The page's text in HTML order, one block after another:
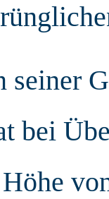
bei